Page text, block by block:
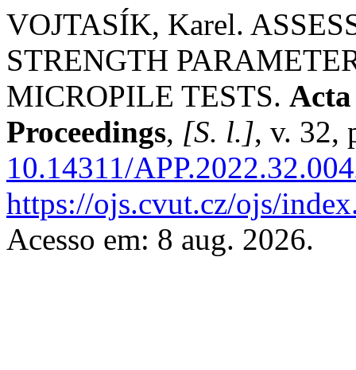
VOJTASÍK, Karel.
STRENGTH
MICROPILE TESTS.
Proceedings, [S. l.], v. 32,
10.14311/
https://ojs.cvut.cz/ojs/
Acesso em: 8 aug. 2026.